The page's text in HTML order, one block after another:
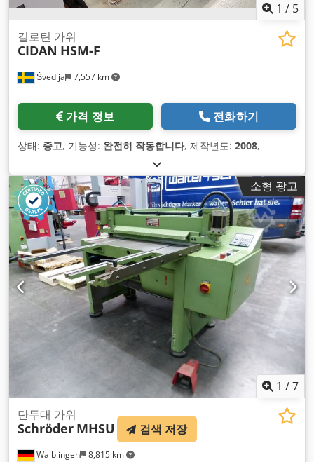
1 / 5
Švedija 7,557 km
길로틴 가위
CIDAN HSM-F
가격 정보 전화하기
상태: 중고, 기능성: 완전히 작동합니다, 제작년도: 2008,
소형 광고
1 /7
Waiblingen 8,815 km
단두대 가위
Schröder MHSU 검색 저장